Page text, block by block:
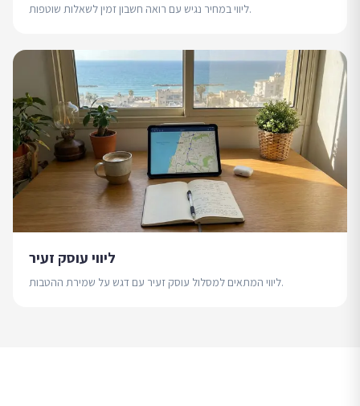
ליווי במחיר נגיש עם רואה חשבון זמין לשאלות שוטפות.
ליווי עוסק זעיר
ליווי המתאים למסלול עוסק זעיר עם דגש על שמירת ההטבות.